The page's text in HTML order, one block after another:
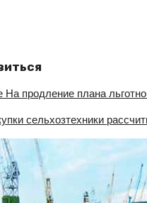
сельхозтехники